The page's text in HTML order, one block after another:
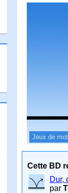
Jeux de
Cette BD
Dur,
par